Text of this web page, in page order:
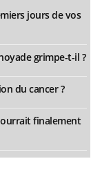
jours de vos
grimpe-t-il ?
du cancer ?
finalement